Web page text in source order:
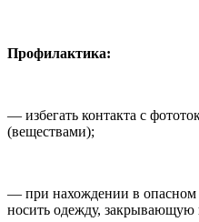
Профилактика:
— избегать контакта с
(веществами);
— при нахождении в опасном
носить одежду, закрывающую